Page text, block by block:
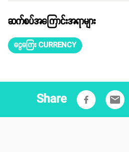
ဆက်စပ်အကြောင်းအရာများ
ငွေကြေး CURRENCY
Share email